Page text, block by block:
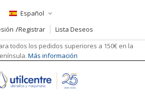
Español
Registrar
Lista Deseos
todos los pedidos superiores a 150€ en la
Más información